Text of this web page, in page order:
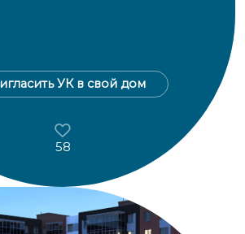
УК в свой дом
58